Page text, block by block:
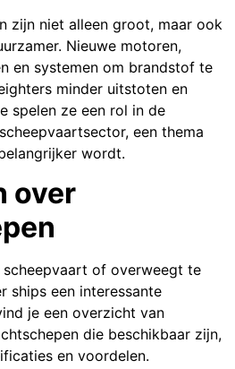
zijn niet alleen groot, maar ook
Nieuwe motoren,
en systemen om brandstof te
minder uitstoten en
spelen ze een rol in de
een thema
wordt.
over
of overweegt te
ships een interessante
je een overzicht van
die beschikbaar zijn,
en voordelen.